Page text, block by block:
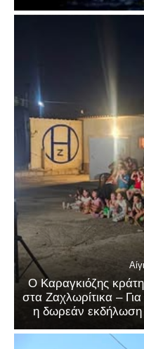
Ο Καραγκιόζης
στα Ζαχλωρίτικα –
η δωρεάν